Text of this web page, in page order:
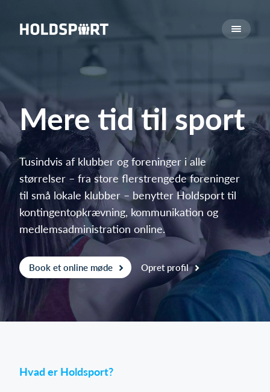
Om Holdsport
Mød os
Presseomtale
Funktioner
Kalender
Kontingentopkrævning
Hjemmeside
Webshop
Billetsystem
Hvad koster det?
Mere tid til sport
Tusindvis af klubber og foreninger i alle
størrelser – fra store flerstrengede foreninger
til små lokale klubber – benytter Holdsport til
kontingentopkrævning, kommunikation og
medlemsadministration online.
Book et online møde Opret profil
Hvad er Holdsport?